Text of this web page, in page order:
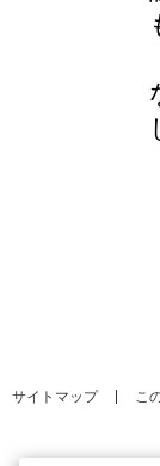
サイトマップ こ